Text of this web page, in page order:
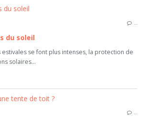
…
du soleil
se font plus intenses, la protection de
solaires...
…